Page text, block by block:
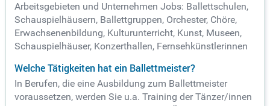
Arbeitsgebieten und Unternehmen Jobs: Ballettschulen,
Schauspielhäusern, Ballettgruppen, Orchester, Chöre,
Erwachsenenbildung, Kulturunterricht, Kunst, Museen,
Schauspielhäuser, Konzerthallen, Fernsehkünstlerinnen
Welche Tätigkeiten hat ein Ballettmeister?
In Berufen, die eine Ausbildung zum Ballettmeister
voraussetzen, werden Sie u.a. Training der Tänzer/innen